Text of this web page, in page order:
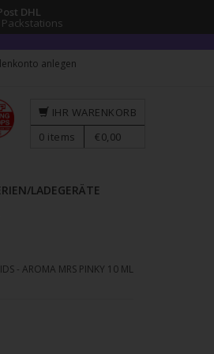
DHL
Packstations
anlegen
LADEGERÄTE
IHR WARENKORB
0 items €0,00
- AROMA MRS PINKY 10 ML